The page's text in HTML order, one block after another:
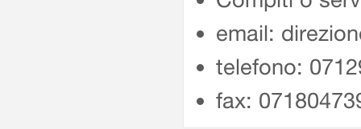
email:
telefono:
fax: